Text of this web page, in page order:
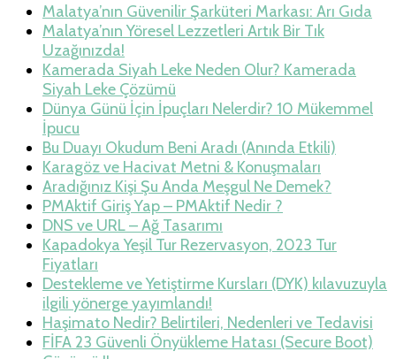
Malatya’nın Güvenilir Şarküteri Markası: Arı Gıda
Malatya’nın Yöresel Lezzetleri Artık Bir Tık
Uzağınızda!
Kamerada Siyah Leke Neden Olur? Kamerada
Siyah Leke Çözümü
Dünya Günü İçin İpuçları Nelerdir? 10 Mükemmel
İpucu
Bu Duayı Okudum Beni Aradı (Anında Etkili)
Karagöz ve Hacivat Metni & Konuşmaları
Aradığınız Kişi Şu Anda Meşgul Ne Demek?
PMAktif Giriş Yap – PMAktif Nedir ?
DNS ve URL – Ağ Tasarımı
Kapadokya Yeşil Tur Rezervasyon, 2023 Tur
Fiyatları
Destekleme ve Yetiştirme Kursları (DYK) kılavuzuyla
ilgili yönerge yayımlandı!
Haşimato Nedir? Belirtileri, Nedenleri ve Tedavisi
FİFA 23 Güvenli Önyükleme Hatası (Secure Boot)